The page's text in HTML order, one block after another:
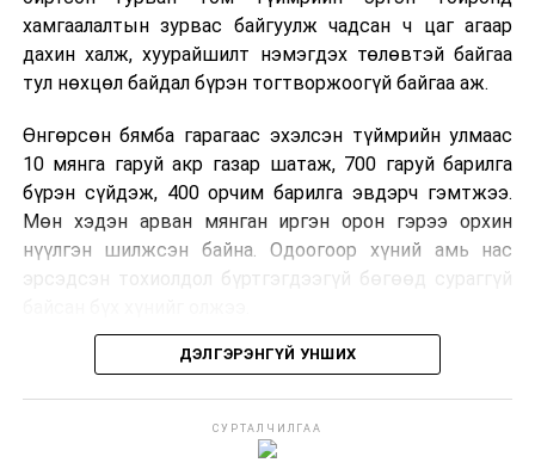
хамгаалалтын зурвас байгуулж чадсан ч цаг агаар
дахин халж, хуурайшилт нэмэгдэх төлөвтэй байгаа
тул нөхцөл байдал бүрэн тогтворжоогүй байгаа аж.
Өнгөрсөн бямба гарагаас эхэлсэн түймрийн улмаас
10 мянга гаруй акр газар шатаж, 700 гаруй барилга
бүрэн сүйдэж, 400 орчим барилга эвдэрч гэмтжээ.
Мөн хэдэн арван мянган иргэн орон гэрээ орхин
нүүлгэн шилжсэн байна. Одоогоор хүний амь нас
эрсэдсэн тохиолдол бүртгэгдээгүй бөгөөд сураггүй
Албаныхны мэдээлснээр түймрийн нэг голомтыг
шатаасан гэх үндэслэлээр эрүүгийн хэрэг үүсгэн
ДЭЛГЭРЭНГҮЙ УНШИХ
СУРТАЛЧИЛГАА